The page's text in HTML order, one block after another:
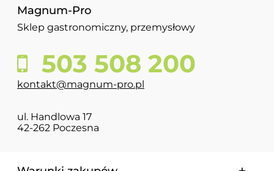
Magnum-Pro
Sklep gastronomiczny, przemysłowy
503 508 200
kontakt@magnum-pro.pl
ul. Handlowa 17
42-262 Poczesna